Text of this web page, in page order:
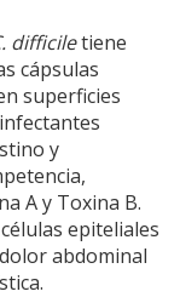
difficiletiene
cápsulas
superficies
y
A y Toxina B.
epiteliales
abdominal